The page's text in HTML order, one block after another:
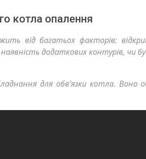
котла опалення
від багатьох факторів:
додаткових контурів, чи
для обв’язки котла.